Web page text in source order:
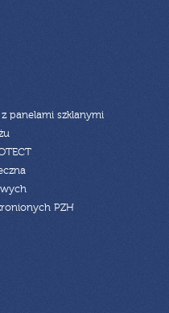
panelami szklanymi
PZH